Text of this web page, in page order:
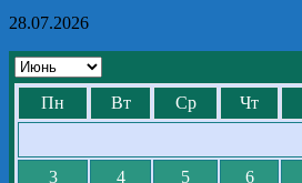
28.07.2026
Пн Вт Ср Чт
3
4 5 6